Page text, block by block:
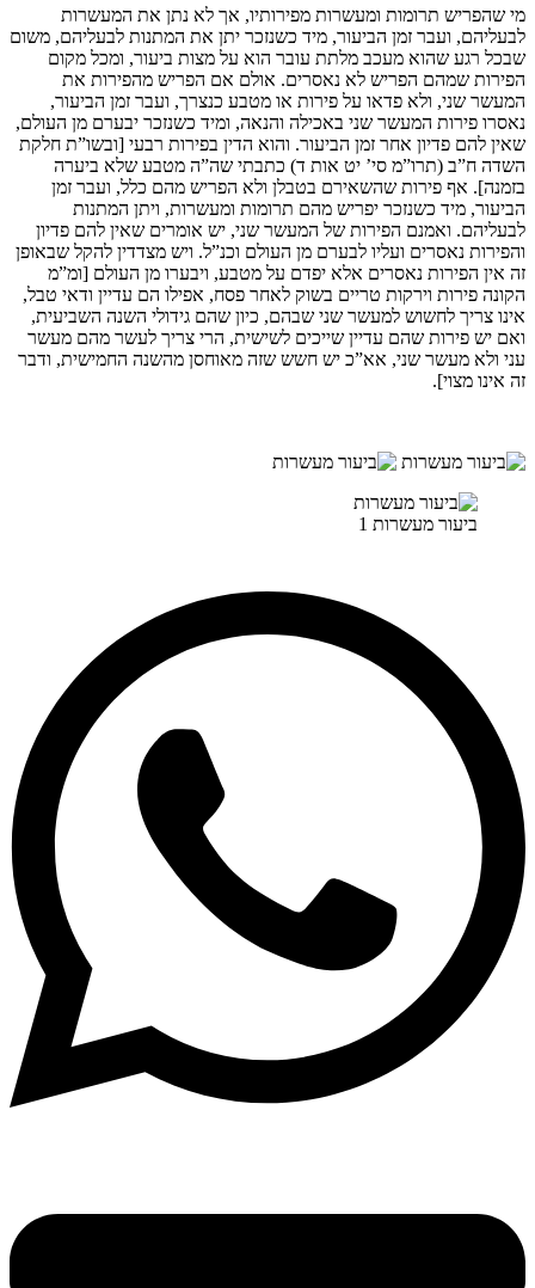
מי שהפריש תרומות ומעשרות מפירותיו, אך לא נתן את המעשרות
לבעליהם, ועבר זמן הביעור, מיד כשנזכר יתן את המתנות לבעליהם, משום
שבכל רגע שהוא מעכב מלתת עובר הוא על מצות ביעור, ומכל מקום
הפירות שמהם הפריש לא נאסרים. אולם אם הפריש מהפירות את
המעשר שני, ולא פדאו על פירות או מטבע כנצרך, ועבר זמן הביעור,
נאסרו פירות המעשר שני באכילה והנאה, ומיד כשנזכר יבערם מן העולם,
שאין להם פדיון אחר זמן הביעור. והוא הדין בפירות רבעי [ובשו”ת חלקת
השדה ח”ב (תרו”מ סי’ יט אות ד) כתבתי שה”ה מטבע שלא ביערה
בזמנה]. אף פירות שהשאירם בטבלן ולא הפריש מהם כלל, ועבר זמן
הביעור, מיד כשנזכר יפריש מהם תרומות ומעשרות, ויתן המתנות
לבעליהם. ואמנם הפירות של המעשר שני, יש אומרים שאין להם פדיון
והפירות נאסרים ועליו לבערם מן העולם וכנ”ל. ויש מצדדין להקל שבאופן
זה אין הפירות נאסרים אלא יפדם על מטבע, ויבערו מן העולם [ומ”מ
הקונה פירות וירקות טריים בשוק לאחר פסח, אפילו הם עדיין ודאי טבל,
אינו צריך לחשוש למעשר שני שבהם, כיון שהם גידולי השנה השביעית,
ואם יש פירות שהם עדיין שייכים לשישית, הרי צריך לעשר מהם מעשר
עני ולא מעשר שני, אא”כ יש חשש שזה מאוחסן מהשנה החמישית, ודבר
זה אינו מצוי].
ביעור מעשרות 1